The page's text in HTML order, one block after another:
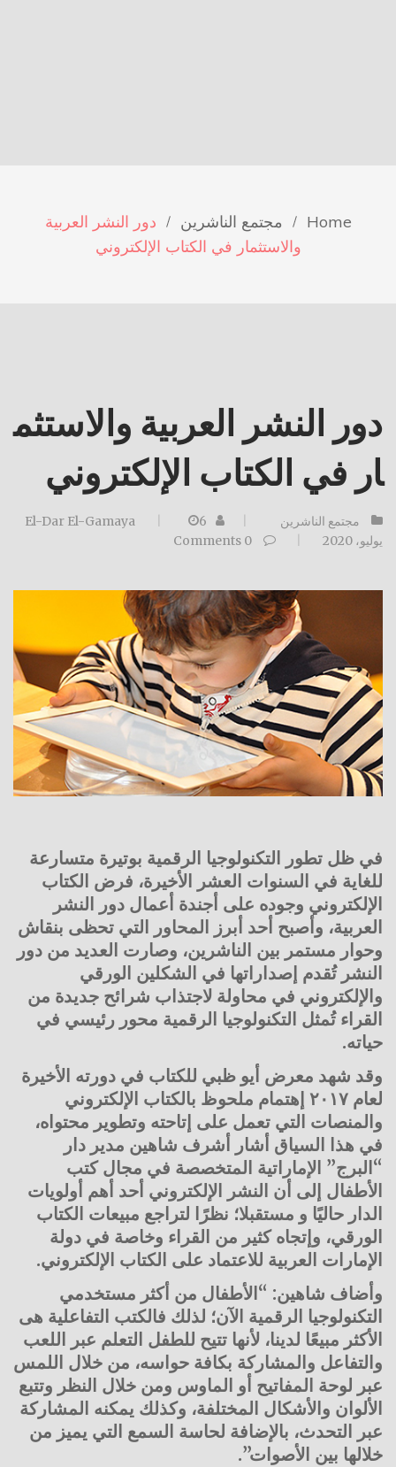
Home مجتمع الناشرين
دور النشر العربية
والاستثمار في الكتاب الإلكتروني
دور النشر العربية والاستثم
ار في الكتاب الإلكتروني
مجتمع الناشرين El-Dar El-Gamaya
6
يوليو، 2020
في ظل تطور التكنولوجيا الرقمية بوتيرة متسارعة
للغاية في السنوات العشر الأخيرة، فرض الكتاب
الإلكتروني وجوده على أجندة أعمال دور النشر
العربية، وأصبح أحد أبرز المحاور التي تحظى بنقاش
وحوار مستمر بين الناشرين، وصارت العديد من دور
النشر تُقدم إصداراتها في الشكلين الورقي
والإلكتروني في محاولة لاجتذاب شرائح جديدة من
القراء تُمثل التكنولوجيا الرقمية محور رئيسي في
حياته.
وقد شهد معرض أيو ظبي للكتاب في دورته الأخيرة
لعام ٢٠١٧ إهتمام ملحوظ بالكتاب الإلكتروني
والمنصات التي تعمل على إتاحته وتطوير محتواه،
في هذا السياق أشار أشرف شاهين مدير دار
“البرج” الإماراتية المتخصصة في مجال كتب
الأطفال إلى أن النشر الإلكتروني أحد أهم أولويات
الدار حاليًا و مستقبلا؛ نظرًا لتراجع مبيعات الكتاب
الورقي، وإتجاه كثير من القراء وخاصة في دولة
الإمارات العربية للاعتماد على الكتاب الإلكتروني.
وأضاف شاهين: “الأطفال من أكثر مستخدمي
التكنولوجيا الرقمية الآن؛ لذلك فالكتب التفاعلية هى
الأكثر مبيعًا لدينا، لأنها تتيح للطفل التعلم عبر اللعب
والتفاعل والمشاركة بكافة حواسه، من خلال اللمس
عبر لوحة المفاتيح أو الماوس ومن خلال النظر وتتبع
الألوان والأشكال المختلفة، وكذلك يمكنه المشاركة
عبر التحدث، بالإضافة لحاسة السمع التي يميز من
خلالها بين الأصوات”.